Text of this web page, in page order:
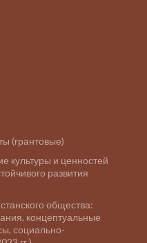
(грантовые)
культуры и ценностей
развития
общества:
концептуальные
социально-